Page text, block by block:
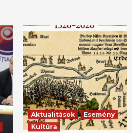
Aktualitások
Esemény
Kultúra